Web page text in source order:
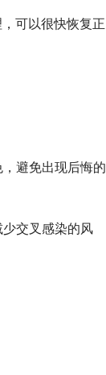
可以很快恢复正
避免出现后悔的
交叉感染的风